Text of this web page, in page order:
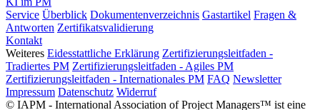
Service Überblick Dokumentenverzeichnis Gastartikel Fragen &
Antworten Zertifikatsvalidierung
Kontakt
Weiteres Eidesstattliche Erklärung Zertifizierungsleitfaden -
Tradiertes PM Zertifizierungsleitfaden - Agiles PM
Zertifizierungsleitfaden - Internationales PM FAQ Newsletter
Impressum Datenschutz Widerruf
© IAPM - International Association of Project Managers™ ist eine